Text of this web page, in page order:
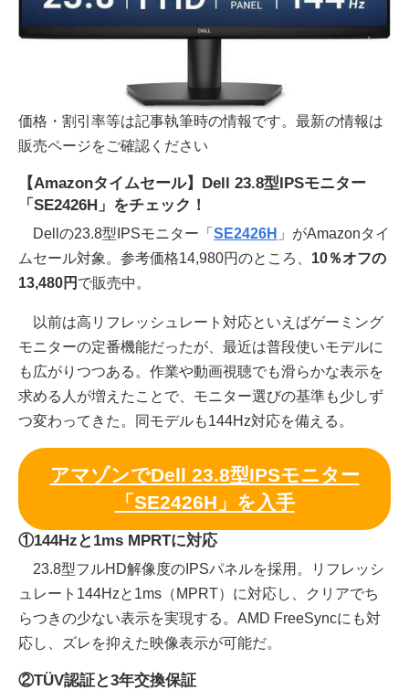
価格・割引率等は記事執筆時の情報です。最新の情報は
販売ページをご確認ください
【Amazonタイムセール】Dell 23.8型IPSモニター
「SE2426H」をチェック！
Dellの23.8型IPSモニター「 SE2426H 」がAmazonタイ
ムセール対象。参考価格14,980円のところ、 10％オフの
13,480円 で販売中。
以前は高リフレッシュレート対応といえばゲーミング
モニターの定番機能だったが、最近は普段使いモデルに
も広がりつつある。作業や動画視聴でも滑らかな表示を
求める人が増えたことで、モニター選びの基準も少しず
つ変わってきた。同モデルも144Hz対応を備える。
アマゾンでDell 23.8型IPSモニター
「SE2426H」を入手
①144Hzと1ms MPRTに対応
23.8型フルHD解像度のIPSパネルを採用。リフレッシ
ュレート144Hzと1ms（MPRT）に対応し、クリアでち
らつきの少ない表示を実現する。AMD FreeSyncにも対
応し、ズレを抑えた映像表示が可能だ。
②TÜV認証と3年交換保証